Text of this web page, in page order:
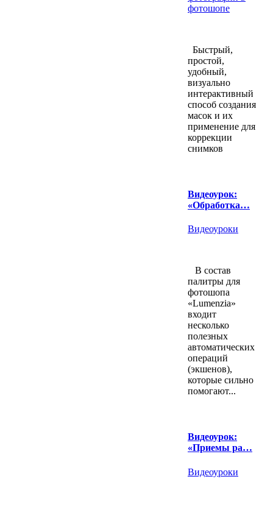
фотошопе
Быстрый,
простой,
удобный,
визуально
интерактивный
способ создания
масок и их
применение для
коррекции
снимков
Видеоурок:
«Обработка…
Видеоуроки
В состав
палитры для
фотошопа
«Lumenzia»
входит
несколько
полезных
автоматических
операций
(экшенов),
которые сильно
помогают...
Видеоурок:
«Приемы ра…
Видеоуроки